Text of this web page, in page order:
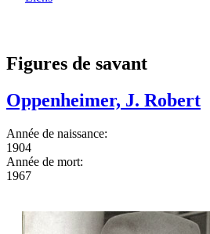
Figures de savant
Oppenheimer, J. Robert
Année de naissance:
1904
Année de mort:
1967